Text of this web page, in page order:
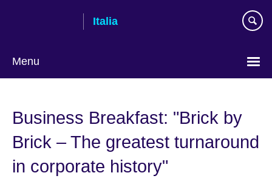
Italia
Menu
Business Breakfast: "Brick by
Brick – The greatest turnaround
in corporate history"